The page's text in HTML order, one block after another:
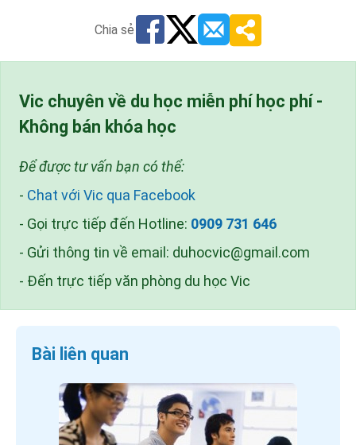
Chia sẻ
Vic chuyên về du học miễn phí học phí -
Không bán khóa học
Để được tư vấn bạn có thể:
- Chat với Vic qua Facebook
- Gọi trực tiếp đến Hotline: 0909 731 646
- Gửi thông tin về email: duhocvic@gmail.com
- Đến trực tiếp văn phòng du học Vic
Bài liên quan